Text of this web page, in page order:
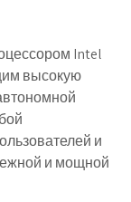
Intel
высокую
и
и мощной